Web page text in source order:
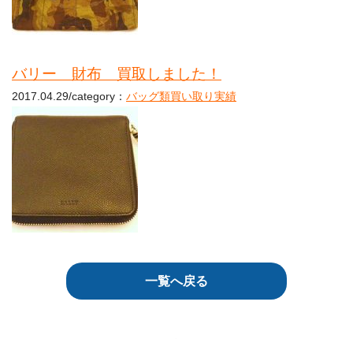
バリー 財布 買取しました！
2017.04.29/category： バッグ類買い取り実績
一覧へ戻る